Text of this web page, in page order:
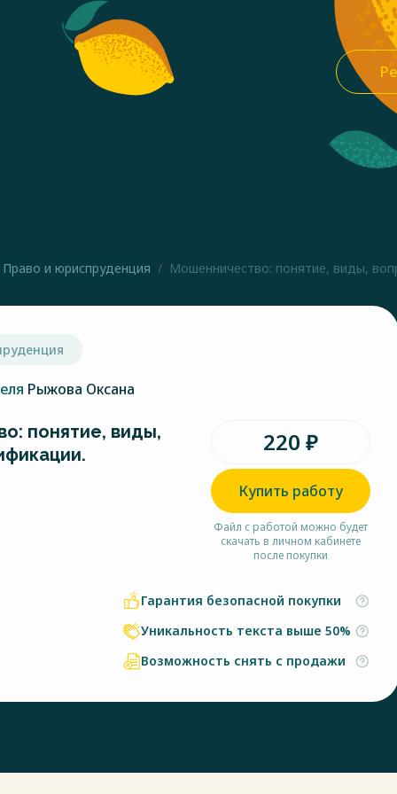
Право и юриспруденция Мошенничество: понятие, виды,
Рыжова Оксана
понятие, виды,
220 ₽
Купить работу
Файл с работой можно будет
скачать в личном кабинете
после покупки
Гарантия безопасной покупки
Уникальность текста выше 50%
Возможность снять с продажи